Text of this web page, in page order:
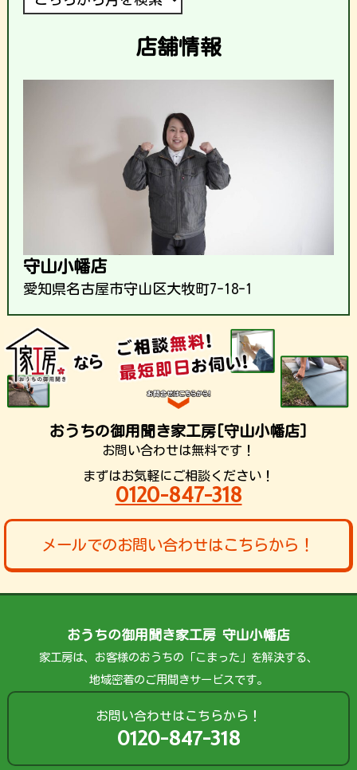
店舗情報
守山小幡店
愛知県名古屋市守山区大牧町7-18-1
おうちの御用聞き家工房[守山小幡店]
お問い合わせは無料です！
まずはお気軽にご相談ください！
0120-847-318
メールでのお問い合わせはこちらから！
おうちの御用聞き家工房 守山小幡店
家工房は、お客様のおうちの「こまった」を解決する、
地域密着のご用聞きサービスです。
お問い合わせはこちらから！
0120-847-318